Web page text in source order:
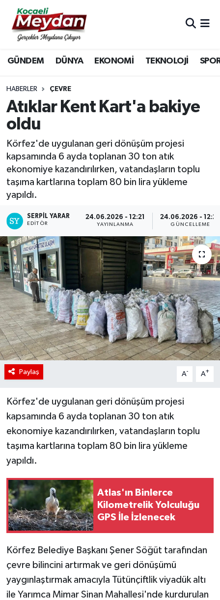
GÜNDEM DÜNYA EKONOMİ TEKNOLOJİ
HABERLER ÇEVRE
Atıklar Kent Kart'a bakiye
oldu
Körfez'de uygulanan geri dönüşüm projesi
kapsamında 6 ayda toplanan 30 ton atık
ekonomiye kazandırılırken, vatandaşların toplu
taşıma kartlarına toplam 80 bin lira yükleme
yapıldı.
SERPİL YARAR
EDITÖR
24.06.2026 - 12:21
YAYINLANMA
24.06.2026 -
GÜNCELLEME
Paylaş A- A+
Körfez'de uygulanan geri dönüşüm projesi
kapsamında 6 ayda toplanan 30 ton atık
ekonomiye kazandırılırken, vatandaşların toplu
taşıma kartlarına toplam 80 bin lira yükleme
yapıldı.
Atlas'ın Binlerce
Kilometrelik Yolculuğu
GPS İle İzlenecek
Körfez Belediye Başkanı Şener Söğüt tarafından
çevre bilincini artırmak ve geri dönüşümü
yaygınlaştırmak amacıyla Tütünçiftlik viyadük altı
ile Yarımca Mimar Sinan Mahallesi'nde kurdurulan
Nöbetçi Eczaneler
Hava Durumu
Trafik Durumu
Süper Lig Puan Durumu ve Fikstür
Son Dakika Haberleri
Haber Arşivi